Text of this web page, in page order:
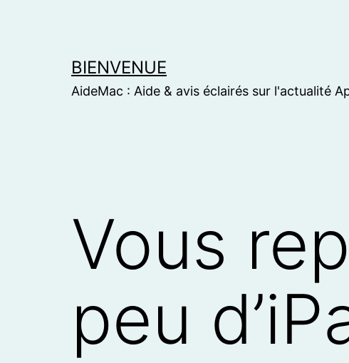
BIENVENUE
AideMac : Aide & avis éclairés sur l'actualité
Vous
peu